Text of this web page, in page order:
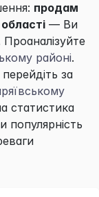
продам
— Ви
районі.
за
статистика
популярність